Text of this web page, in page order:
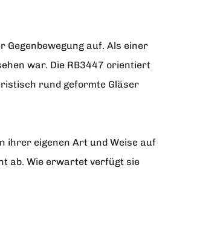
Gegenbewegung auf. Als einer
war. Die RB3447 orientiert
rund geformte Gläser
ihrer eigenen Art und Weise auf
ab. Wie erwartet verfügt sie